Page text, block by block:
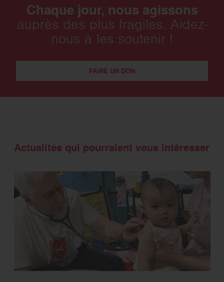
Chaque jour, nous agissons
auprès des plus fragiles. Aidez-
nous à les soutenir !
FAIRE UN DON
Actualités qui pourraient vous intéresser